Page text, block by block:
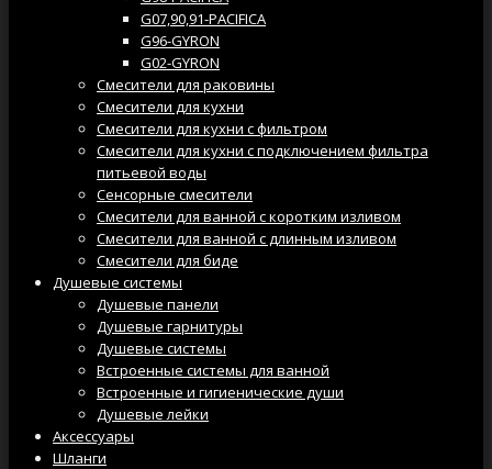
G07,90,91-PACIFICA
G96-GYRON
G02-GYRON
Смесители для раковины
Смесители для кухни
Смесители для кухни с фильтром
Смесители для кухни с подключением фильтра
питьевой воды
Сенсорные смесители
Смесители для ванной с коротким изливом
Смесители для ванной с длинным изливом
Смесители для биде
Душевые системы
Душевые панели
Душевые гарнитуры
Душевые системы
Встроенные системы для ванной
Встроенные и гигиенические души
Душевые лейки
Аксессуары
Шланги